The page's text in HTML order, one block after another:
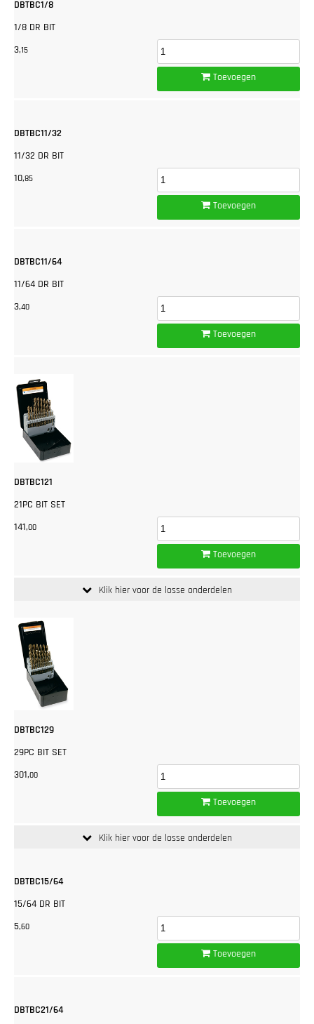
DBTBC1/8
1/8 DR BIT
3,15
Toevoegen
DBTBC11/32
11/32 DR BIT
10,85
Toevoegen
DBTBC11/64
11/64 DR BIT
3,40
Toevoegen
DBTBC121
21PC BIT SET
141,00
Toevoegen
Klik hier voor de losse onderdelen
DBTBC129
29PC BIT SET
301,00
Toevoegen
Klik hier voor de losse onderdelen
DBTBC15/64
15/64 DR BIT
5,60
Toevoegen
DBTBC21/64